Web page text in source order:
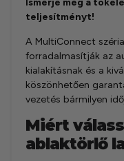
Ismerje meg a
teljesítményt!
A MultiConnect
forradalmasítják az
kialakításnak és a
köszönhetően
vezetés bármilyen
Miért
ablaktörlő